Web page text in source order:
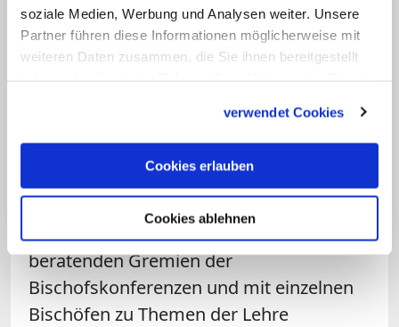
soziale Medien, Werbung und Analysen weiter. Unsere
Partner führen diese Informationen möglicherweise mit
weiteren Daten zusammen, die Sie ihnen bereitgestellt
verwendet Cookies
Cookies erlauben
Cookies ablehnen
Um diesen Auftrag gut erfüllen zu
können, sei es vor allem wichtig, kollegial
Dennoch bat der Papst die Anwesenden,
"diese Zusammenarbeit mit den
beratenden Gremien der
Bischofskonferenzen und mit einzelnen
Bischöfen zu Themen der Lehre